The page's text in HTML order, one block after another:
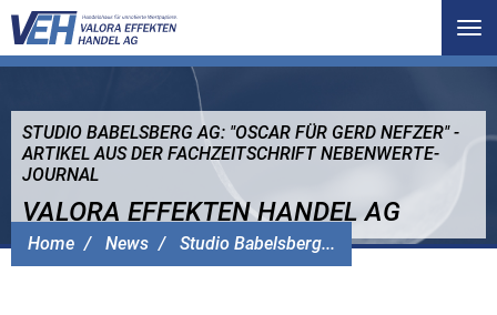
Home News Studio Babelsberg...
STUDIO BABELSBERG AG: "OSCAR FÜR GERD NEFZER" -
ARTIKEL AUS DER FACHZEITSCHRIFT NEBENWERTE-
JOURNAL
VALORA EFFEKTEN HANDEL AG